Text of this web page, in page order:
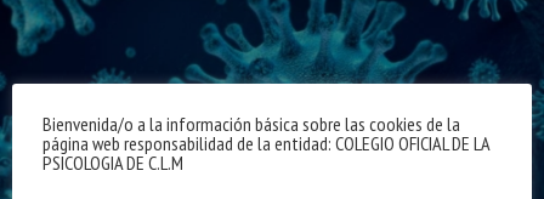
Bienvenida/o a la información básica sobre las cookies de la
página web responsabilidad de la entidad: COLEGIO OFICIAL DE LA
PSICOLOGIA DE C.L.M